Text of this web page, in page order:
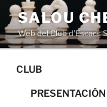
Saltar
contenido
SALOU
Web del Club d’Escacs
CLUB
PRESENTACIÓN